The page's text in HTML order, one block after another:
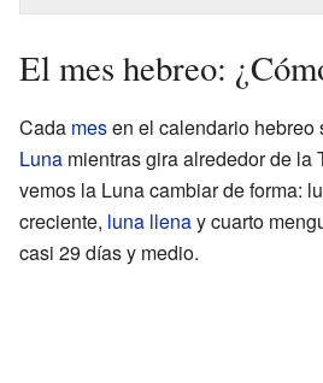
El mes hebreo:
Cada mesen el calendario
Luna mientras gira alrededor de la
vemos la Luna cambiar de forma:
creciente, luna llenay cuarto
casi 29 días y medio.